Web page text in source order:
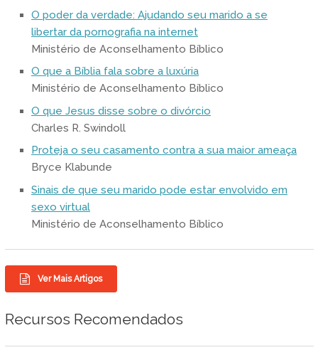
O poder da verdade: Ajudando seu marido a se
libertar da pornografia na internet
Ministério de Aconselhamento Bíblico
O que a Bíblia fala sobre a luxúria
Ministério de Aconselhamento Bíblico
O que Jesus disse sobre o divórcio
Charles R. Swindoll
Proteja o seu casamento contra a sua maior ameaça
Bryce Klabunde
Sinais de que seu marido pode estar envolvido em
sexo virtual
Ministério de Aconselhamento Bíblico
Ver Mais Artigos
Recursos Recomendados